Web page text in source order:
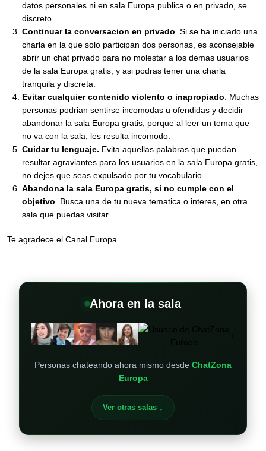
datos personales ni en sala Europa publica o en privado, se
discreto.
Continuar la conversacion en privado . Si se ha iniciado una
charla en la que solo participan dos personas, es aconsejable
abrir un chat privado para no molestar a los demas usuarios
de la sala Europa gratis, y asi podras tener una charla
tranquila y discreta.
Evitar cualquier contenido violento o inapropiado . Muchas
personas podrian sentirse incomodas u ofendidas y decidir
abandonar la sala Europa gratis, porque al leer un tema que
no va con la sala, les resulta incomodo.
Cuidar tu lenguaje. Evita aquellas palabras que puedan
resultar agraviantes para los usuarios en la sala Europa gratis,
no dejes que seas expulsado por tu vocabulario.
Abandona la sala Europa gratis, si no cumple con el
objetivo . Busca una de tu nueva tematica o interes, en otra
sala que puedas visitar.
Te agradece el Canal Europa
Ahora en la sala
Personas chateando ahora mismo desde ChatZona
Europa
Ver otras salas ↓